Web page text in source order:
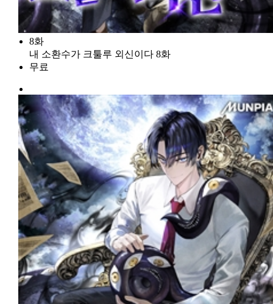
8화
내 소환수가 크툴루 외신이다 8화
무료